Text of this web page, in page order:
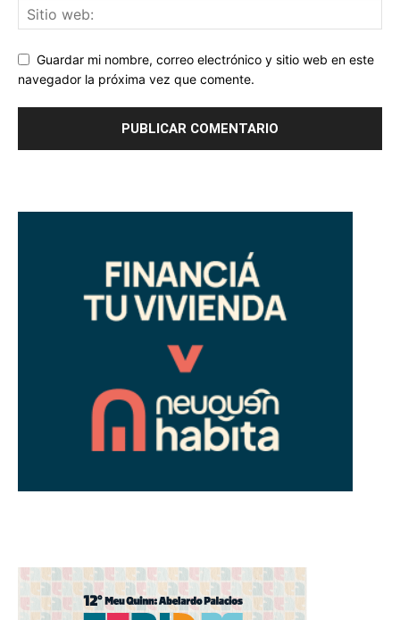
Guardar mi nombre, correo electrónico y sitio web en este
navegador la próxima vez que comente.